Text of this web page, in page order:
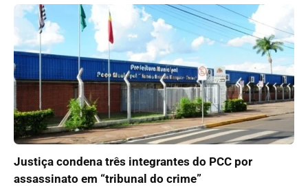
Justiça condena três integrantes do PCC por
assassinato em “tribunal do crime”